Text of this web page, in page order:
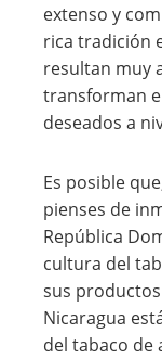
extenso y
rica tradición
resultan muy
transforman
deseados a
Es posible
pienses de
República
cultura del
sus
Nicaragua
del tabaco de